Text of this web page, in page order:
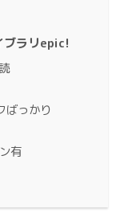
ブラリepic!
ばっかり
有